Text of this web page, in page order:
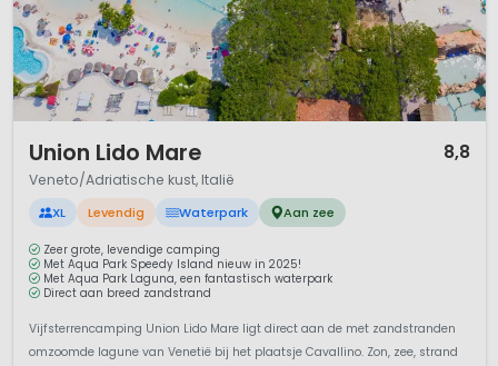
Union Lido Mare 8,8
Veneto/Adriatische kust, Italië
XL Levendig Waterpark Aan zee
Zeer grote, levendige camping
Met Aqua Park Speedy Island nieuw in 2025!
Met Aqua Park Laguna, een fantastisch waterpark
Direct aan breed zandstrand
Vijfsterrencamping Union Lido Mare ligt direct aan de met zandstranden
omzoomde lagune van Venetië bij het plaatsje Cavallino. Zon, zee, strand